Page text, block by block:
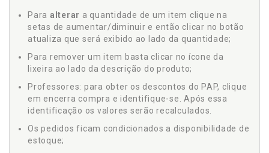
Para alterar a quantidade de um item clique na
setas de aumentar/diminuir e então clicar no botão
atualiza que será exibido ao lado da quantidade;
Para remover um item basta clicar no ícone da
lixeira ao lado da descrição do produto;
Professores: para obter os descontos do PAP, clique
em encerra compra e identifique-se. Após essa
identificação os valores serão recalculados.
Os pedidos ficam condicionados a disponibilidade de
estoque;